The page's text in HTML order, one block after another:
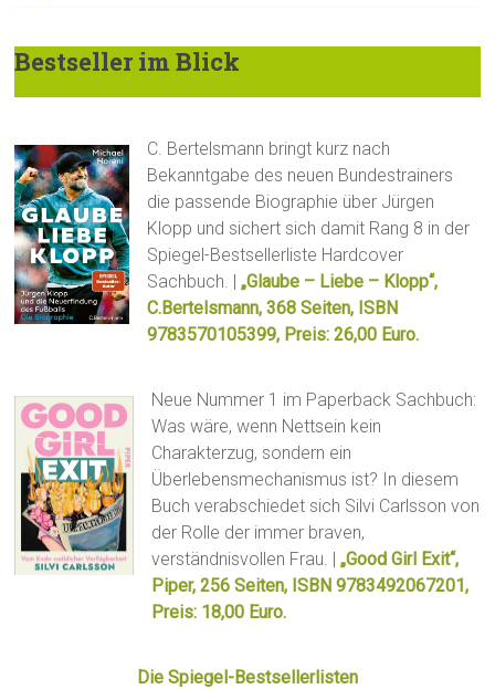
Bestseller im Blick
C. Bertelsmann bringt kurz nach
Bekanntgabe des neuen Bundestrainers
die passende Biographie über Jürgen
Klopp und sichert sich damit Rang 8 in der
Spiegel-Bestsellerliste Hardcover
Sachbuch. |„Glaube – Liebe – Klopp“,
C.Bertelsmann, 368 Seiten, ISBN
9783570105399, Preis: 26,00 Euro.
Neue Nummer 1 im Paperback Sachbuch:
Was wäre, wenn Nettsein kein
Charakterzug, sondern ein
Überlebensmechanismus ist? In diesem
Buch verabschiedet sich Silvi Carlsson von
der Rolle der immer braven,
verständnisvollen Frau. |„Good Girl Exit“,
Piper, 256 Seiten, ISBN 9783492067201,
Preis: 18,00 Euro.
Die Spiegel-Bestsellerlisten